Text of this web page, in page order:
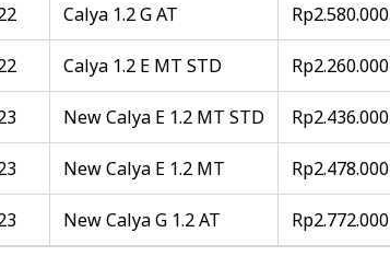
Calya 1.2 G AT Rp2.580.000
Calya 1.2 E MT STD Rp2.260.000
New Calya E 1.2 MT STD Rp2.436.000
New Calya E 1.2 MT Rp2.478.000
New Calya G 1.2 AT Rp2.772.000